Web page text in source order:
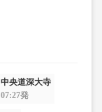
中央道深大寺
07:27発